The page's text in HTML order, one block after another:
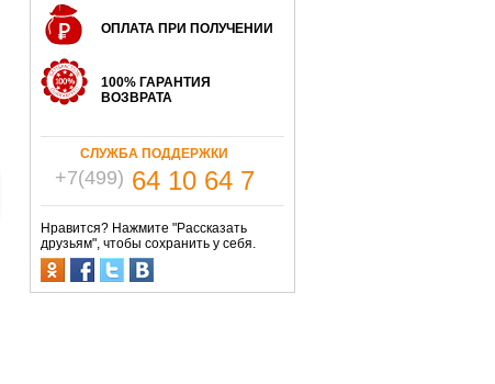
ОПЛАТА ПРИ ПОЛУЧЕНИИ
100% ГАРАНТИЯ
ВОЗВРАТА
СЛУЖБА ПОДДЕРЖКИ
+7(499) 64 10 64 7
Нравится? Нажмите "Рассказать
друзьям", чтобы сохранить у себя.